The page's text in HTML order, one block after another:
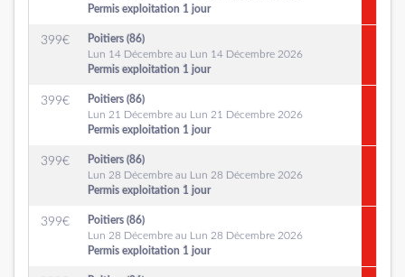
Permis exploitation 1 jour
399€
Poitiers (86)
Lun 14 Décembre au Lun 14 Décembre 2026
Permis exploitation 1 jour
399€
Poitiers (86)
Lun 21 Décembre au Lun 21 Décembre 2026
Permis exploitation 1 jour
399€
Poitiers (86)
Lun 28 Décembre au Lun 28 Décembre 2026
Permis exploitation 1 jour
399€
Poitiers (86)
Lun 28 Décembre au Lun 28 Décembre 2026
Permis exploitation 1 jour